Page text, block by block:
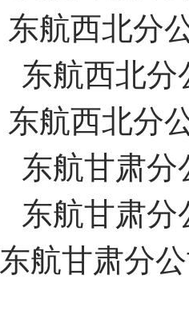
东航西北分
东航西北分
东航西北分
东航甘肃分
东航甘肃分
东航甘肃分